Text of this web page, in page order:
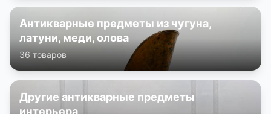
Антикварные предметы из чугуна,
латуни, меди, олова
36 товаров
Другие антикварные предметы
интерьера